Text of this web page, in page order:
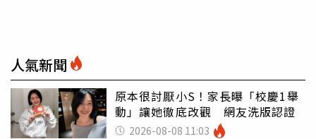
人氣新聞
原本很討厭小S！家長曝「校慶1舉
動」讓她徹底改觀 網友洗版認證
2026-08-08 11:03